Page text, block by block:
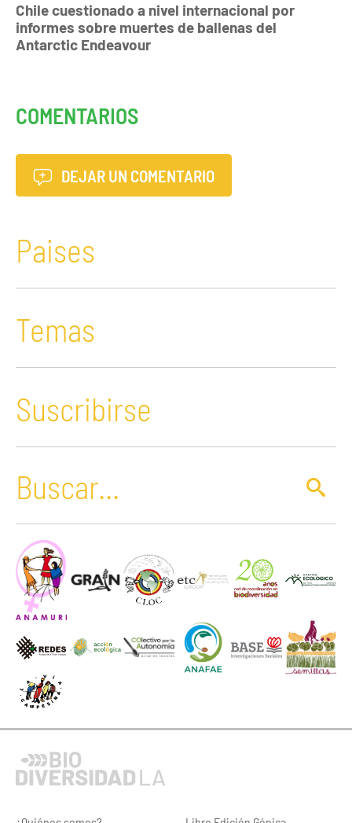
Chile cuestionado a nivel internacional por
informes sobre muertes de ballenas del
Antarctic Endeavour
COMENTARIOS
DEJAR UN COMENTARIO
Paises
Temas
Suscribirse